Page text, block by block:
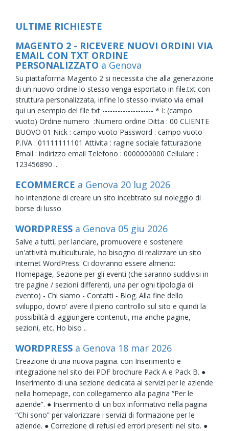
ULTIME RICHIESTE
MAGENTO 2 - RICEVERE NUOVI ORDINI VIA
EMAIL CON TXT ORDINE
PERSONALIZZATO a Genova
Su piattaforma Magento 2 si necessita che alla generazione
di un nuovo ordine lo stesso venga esportato in file.txt con
struttura personalizzata, infine lo stesso inviato via email
qui un esempio del file txt -------------------- * I: (campo
vuoto) Ordine numero :Numero ordine Ditta : 00 CLIENTE
BUOVO 01 Nick : campo vuoto Password : campo vuoto
P.IVA : 01111111101 Attivita : ragine sociale fatturazione
Email : indirizzo email Telefono : 0000000000 Cellulare :
123456890 ..
ECOMMERCE a Genova 20 lug 2026
ho intenzione di creare un sito incebtrato sul noleggio di
borse di lusso
WORDPRESS a Genova 05 giu 2026
Salve a tutti, per lanciare, promuovere e sostenere
un'attività multiculturale, ho bisogno di realizzare un sito
internet WordPress. Ci dovranno essere almeno:
Homepage, Sezione per gli eventi (che saranno suddivisi in
tre pagine / sezioni differenti, una per ogni tipologia di
evento) - Chi siamo - Contatti - Blog. Alla fine dello
sviluppo, dovro' avere il pieno controllo sul sito e quindi la
possibilità di aggiungere contenuti, ma anche pagine,
sezioni, etc. Ho biso ..
WORDPRESS a Genova 18 mar 2026
Creazione di una nuova pagina. con Inserimento e
integrazione nel sito dei PDF brochure Pack A e Pack B. ●
Inserimento di una sezione dedicata ai servizi per le aziende
nella homepage, con collegamento alla pagina “Per le
aziende”. ● Inserimento di un box informativo nella pagina
“Chi sono” per valorizzare i servizi di formazione per le
aziende. ● Correzione di refusi ed errori presenti nel sito. ●